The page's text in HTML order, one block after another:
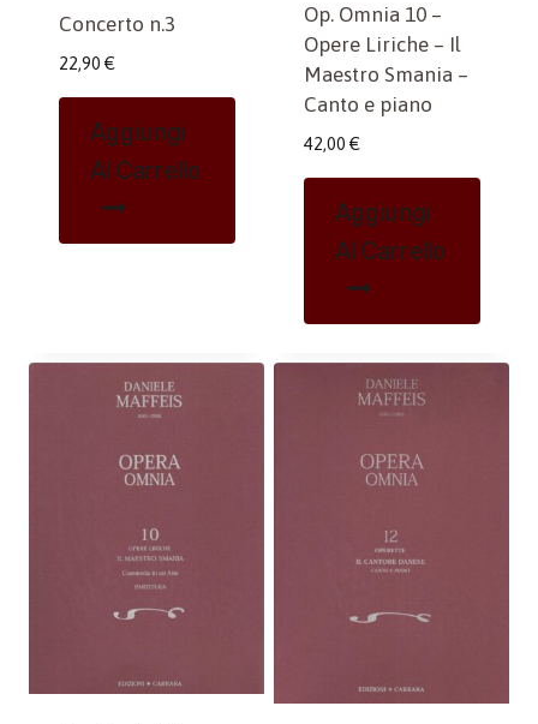
Concerto n.3
22,90 €
Aggiungi
Al Carrello
Op. Omnia 10 –
Opere Liriche – Il
Maestro Smania –
Canto e piano
42,00 €
Aggiungi
Al Carrello